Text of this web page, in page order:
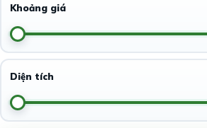
Khoảng giá
Diện tích